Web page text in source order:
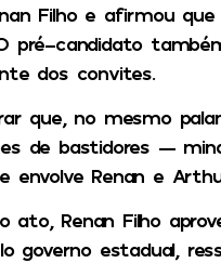
Filho e afirmou
pré-candidato
dos convites.
que, no mesmo
de bastidores —
envolve Renan e
ato, Renan Filho
governo estadual,